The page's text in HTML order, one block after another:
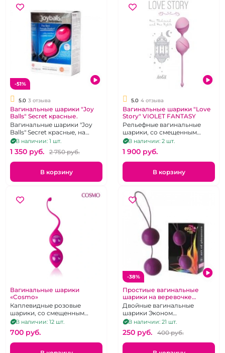
-51%
5.0 3 отзыва
Вагинальные шарики "Joy
Balls" Secret красные.
Вагинальные шарики "Joy
Balls" Secret красные, на
сцепке, двойные.
В наличии: 1 шт.
1 350 pуб. 2 750 pуб.
В корзину
5.0 4 отзыва
Вагинальные шарики "Love
Story" VIOLET FANTASY
Рельефные вагинальные
шарики, со смещенным
центром тяжести .
В наличии: 2 шт.
1 900 pуб.
В корзину
Вагинальные шарики
«Cosmo»
Каплевидные розовые
шарики, со смещенным
центром тяжести
В наличии: 12 шт.
700 pуб.
-38%
Простиые вагинальные
шарики на веревочке
«Эровумен»
Двойные вагинальные
шарики Эконом
пластиковые, фиолетовые.
В наличии: 21 шт.
250 pуб. 400 pуб.